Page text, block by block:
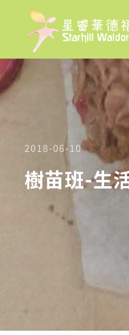
2018-06-10
樹苗班-生